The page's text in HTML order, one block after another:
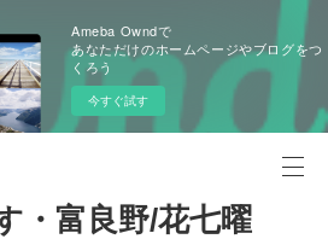
Ameba Owndで
あなただけのホームページやブログをつ
くろう
今すぐ試す
・富良野/花七曜